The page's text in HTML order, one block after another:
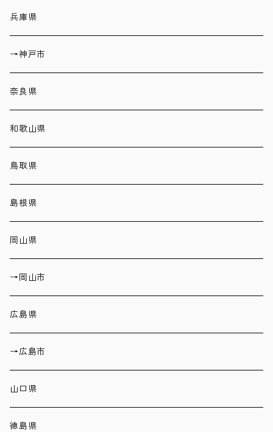
兵庫県
→神戸市
奈良県
和歌山県
鳥取県
島根県
岡山県
→岡山市
広島県
→広島市
山口県
徳島県